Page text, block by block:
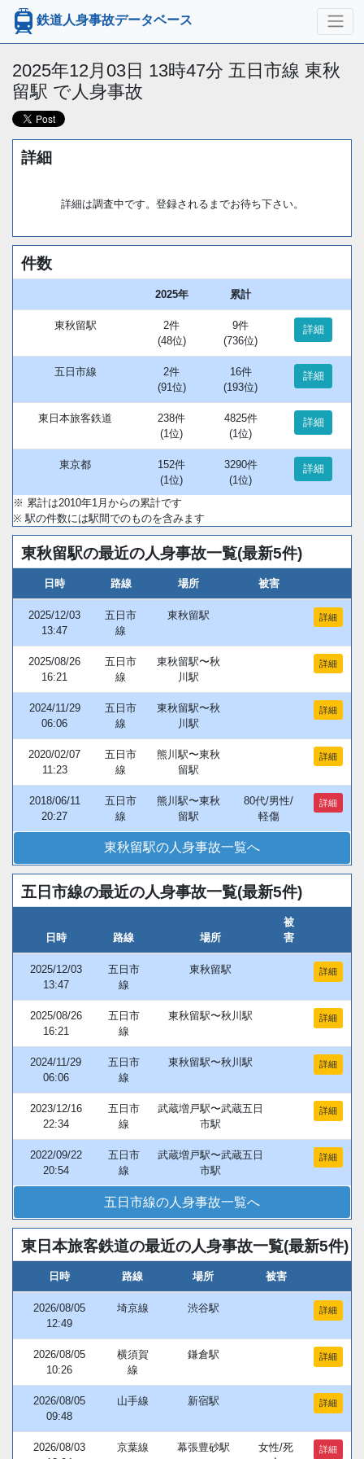
鉄道人身事故データベース
2025年12月03日 13時47分 五日市線 東秋
留駅 で人身事故
詳細
詳細は調査中です。登録されるまでお待ち下さい。
件数
2025年 累計
東秋留駅
2件
(48位)
9件
(736位)
詳細
五日市線
2件
(91位)
16件
(193位)
詳細
東日本旅客鉄道
238件
(1位)
4825件
(1位)
詳細
東京都
152件
(1位)
3290件
(1位)
詳細
※ 累計は2010年1月からの累計です
※ 駅の件数には駅間でのものを含みます
東秋留駅の最近の人身事故一覧(最新5件)
日時 路線 場所 被害
2025/12/03
13:47
五日市
線
東秋留駅 詳細
2025/08/26
16:21
五日市
線
東秋留駅〜秋
川駅
詳細
2024/11/29
06:06
五日市
線
東秋留駅〜秋
川駅
詳細
2020/02/07
11:23
五日市
線
熊川駅〜東秋
留駅
詳細
2018/06/11
20:27
五日市
線
熊川駅〜東秋
留駅
80代/男性/
軽傷
詳細
東秋留駅の人身事故一覧へ
五日市線の最近の人身事故一覧(最新5件)
日時 路線 場所
被
害
2025/12/03
13:47
五日市
線
東秋留駅 詳細
2025/08/26
16:21
五日市
線
東秋留駅〜秋川駅 詳細
2024/11/29
06:06
五日市
線
東秋留駅〜秋川駅 詳細
2023/12/16
22:34
五日市
線
武蔵増戸駅〜武蔵五日
市駅
詳細
2022/09/22
20:54
五日市
線
武蔵増戸駅〜武蔵五日
市駅
詳細
五日市線の人身事故一覧へ
東日本旅客鉄道の最近の人身事故一覧(最新5件)
日時 路線 場所 被害
2026/08/05
12:49
埼京線 渋谷駅 詳細
2026/08/05
10:26
横須賀
線
鎌倉駅 詳細
2026/08/05
09:48
山手線 新宿駅 詳細
2026/08/03
京葉線 幕張豊砂駅
女性/死
詳細